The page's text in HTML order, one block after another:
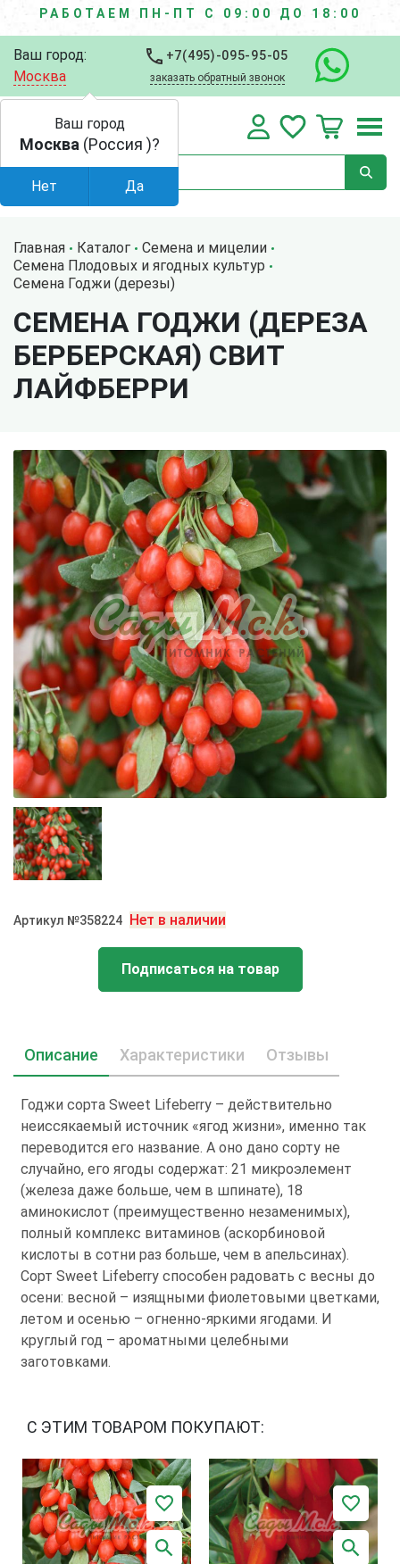
РАБОТАЕМ ПН-ПТ С 09:00 ДО 18:00
Ваш город:
Москва
+7(495)-095-95-05
заказать обратный звонок
Главная Каталог
Семена и мицелии
Семена Плодовых и ягодных культур
Семена Годжи (дерезы)
СЕМЕНА ГОДЖИ (ДЕРЕЗА
БЕРБЕРСКАЯ) СВИТ
ЛАЙФБЕРРИ
Артикул №358224 Нет в наличии
Подписаться на товар
Описание Характеристики Отзывы
Годжи сорта Sweet Lifeberrу – действительно
неиссякаемый источник «ягод жизни», именно так
переводится его название. А оно дано сорту не
случайно, его ягоды содержат: 21 микроэлемент
(железа даже больше, чем в шпинате), 18
аминокислот (преимущественно незаменимых),
полный комплекс витаминов (аскорбиновой
кислоты в сотни раз больше, чем в апельсинах).
Сорт Sweet Lifeberrу способен радовать с весны до
осени: весной – изящными фиолетовыми цветками,
летом и осенью – огненно-яркими ягодами. И
круглый год – ароматными целебными
заготовками.
С ЭТИМ ТОВАРОМ ПОКУПАЮТ:
Ваш город
Москва (Россия )?
Нет Да